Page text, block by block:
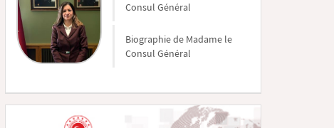
Consul Général
Biographie de Madame le
Consul Général